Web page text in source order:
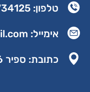
טלפון: 050-7734125
אימייל: cheftzi.mach@gmail.com
כתובת: ספיר 16 יישוב ראש צורים